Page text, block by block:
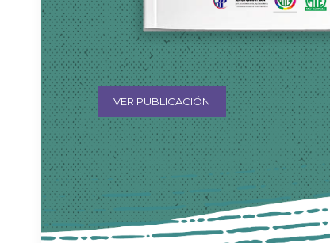
VER PUBLICACIÓN